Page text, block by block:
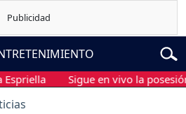
Sigue en vivo la posesión